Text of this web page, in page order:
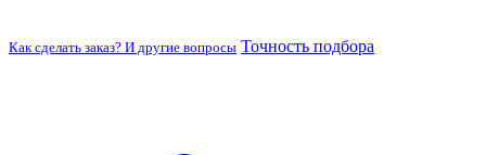
Как сделать заказ? И другие вопросы Точность подбора